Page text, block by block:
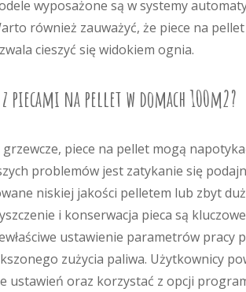
wyposażone są w systemy
również zauważyć, że piece na
cieszyć się widokiem ognia.
piecami na pellet w domach 100m2?
piece na pellet mogą
problemów jest zatykanie się
niskiej jakości pelletem lub zbyt
i konserwacja pieca są
ustawienie parametrów pracy
zużycia paliwa. Użytkownicy
ustawień oraz korzystać z opcji